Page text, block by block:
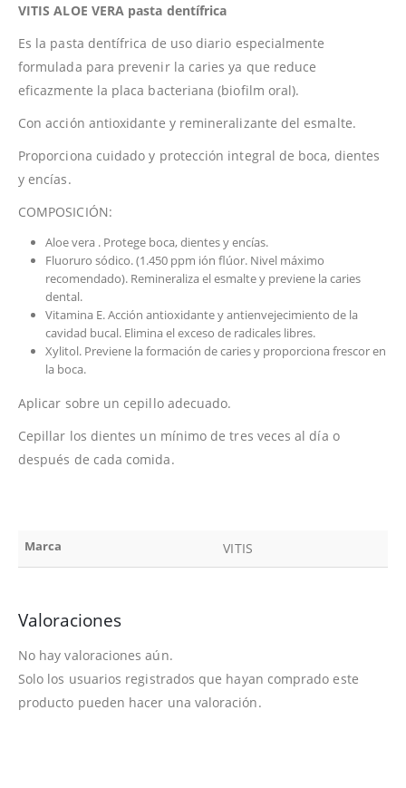
VITIS ALOE VERA pasta dentífrica
Es la pasta dentífrica de uso diario especialmente
formulada para prevenir la caries ya que reduce
eficazmente la placa bacteriana (biofilm oral).
Con acción antioxidante y remineralizante del esmalte.
Proporciona cuidado y protección integral de boca, dientes
y encías.
COMPOSICIÓN:
Aloe vera . Protege boca, dientes y encías.
Fluoruro sódico. (1.450 ppm ión flúor. Nivel máximo
recomendado). Remineraliza el esmalte y previene la caries
dental.
Vitamina E. Acción antioxidante y antienvejecimiento de la
cavidad bucal. Elimina el exceso de radicales libres.
Xylitol. Previene la formación de caries y proporciona frescor en
la boca.
Aplicar sobre un cepillo adecuado.
Cepillar los dientes un mínimo de tres veces al día o
después de cada comida.
Marca VITIS
Valoraciones
No hay valoraciones aún.
Solo los usuarios registrados que hayan comprado este
producto pueden hacer una valoración.